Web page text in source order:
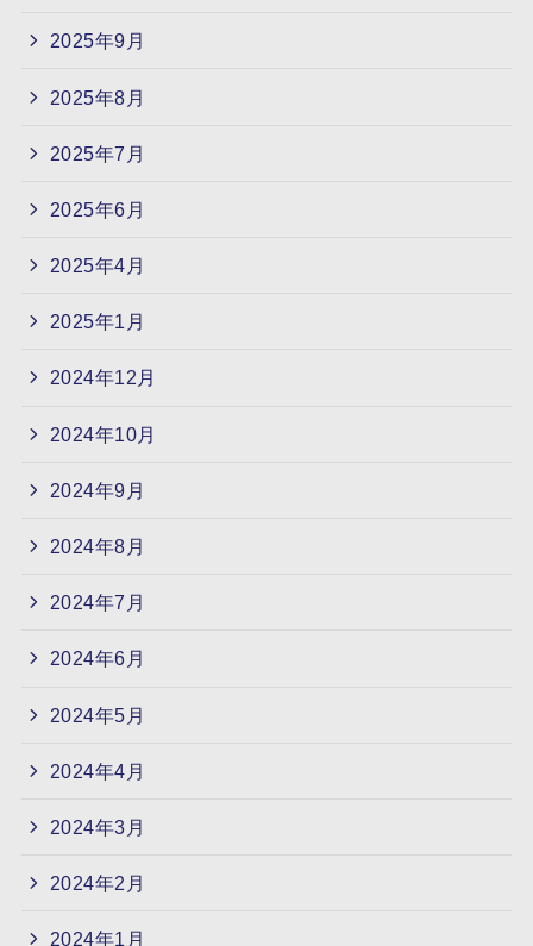
2025年9月
2025年8月
2025年7月
2025年6月
2025年4月
2025年1月
2024年12月
2024年10月
2024年9月
2024年8月
2024年7月
2024年6月
2024年5月
2024年4月
2024年3月
2024年2月
2024年1月